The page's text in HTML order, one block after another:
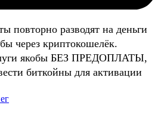
повторно разводят на деньги
через криптокошелёк.
якобы БЕЗ ПРЕДОПЛАТЫ,
биткойны для активации